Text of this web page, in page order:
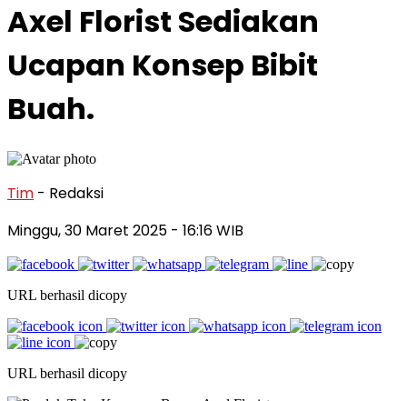
Axel Florist Sediakan
Ucapan Konsep Bibit
Buah.
Tim - Redaksi
Minggu, 30 Maret 2025 - 16:16 WIB
URL berhasil dicopy
URL berhasil dicopy